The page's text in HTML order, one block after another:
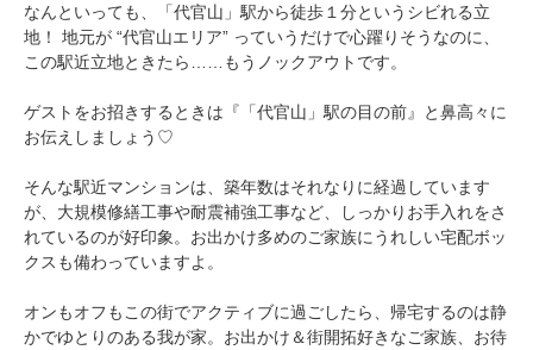
なんといっても、「代官山」駅から徒歩１分というシビれる立
地！ 地元が “代官山エリア” っていうだけで心躍りそうなのに、
この駅近立地ときたら……もうノックアウトです。
ゲストをお招きするときは『「代官山」駅の目の前』と鼻高々に
お伝えしましょう♡
そんな駅近マンションは、築年数はそれなりに経過しています
が、大規模修繕工事や耐震補強工事など、しっかりお手入れをさ
れているのが好印象。お出かけ多めのご家族にうれしい宅配ボッ
クスも備わっていますよ。
オンもオフもこの街でアクティブに過ごしたら、帰宅するのは静
かでゆとりのある我が家。お出かけ＆街開拓好きなご家族、お待